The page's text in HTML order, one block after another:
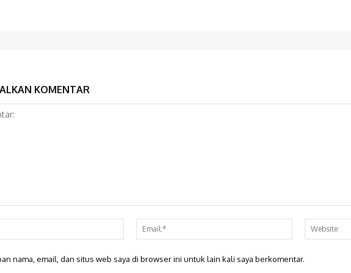
KOMENTAR
Nama:*
Email:*
nama, email, dan situs web saya di browser ini untuk lain kali saya berkomentar.